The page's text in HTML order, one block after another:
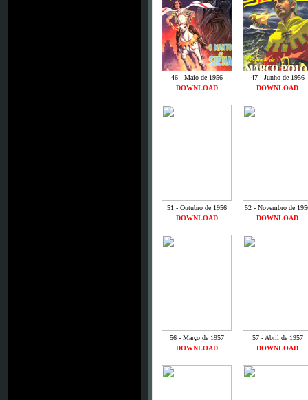
46 - Maio de 1956
47 - Junho de 1956
DOWNLOAD
DOWNLOAD
51 - Outubro de 1956
52 - Novembro de
DOWNLOAD
DOWNLOAD
56 - Março de 1957
57 - Abril de 1957
DOWNLOAD
DOWNLOAD